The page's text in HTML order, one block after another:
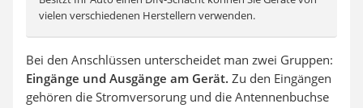
vielen verschiedenen Herstellern verwenden.
Bei den Anschlüssen unterscheidet man zwei Gruppen:
Eingänge und Ausgänge am Gerät. Zu den Eingängen
gehören die Stromversorung und die Antennenbuchse